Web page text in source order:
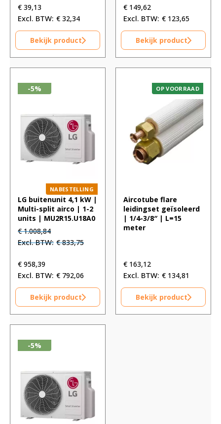
€ 39,13
€ 32,34
Bekijk product
€ 149,62
€ 123,65
Bekijk product
-5%
NABESTELLING
LG buitenunit 4,1 kW |
Multi-split airco | 1-2
units | MU2R15.U18A0
Oorspronkelijke
prijs
€ 1.008,84.
€1.008,84Huidige
prijs
€833,75
€ 958,39
€ 792,06
Bekijk product
OP VOORRAAD
Aircotube flare
leidingset geïsoleerd
| 1/4-3/8″ | L=15
meter
€ 163,12
€ 134,81
Bekijk product
-5%